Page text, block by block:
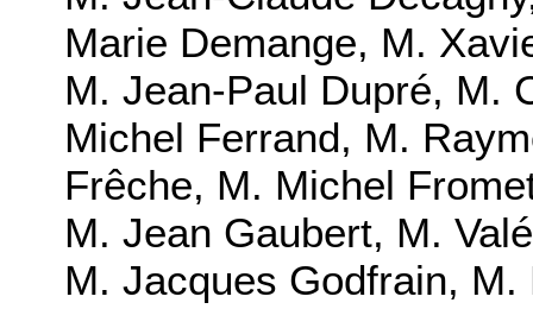
Marie Demange, M.
M. Jean-Paul Dupré, M.
Michel Ferrand, M.
Frêche, M. Michel
M. Jean Gaubert, M.
M. Jacques Godfrain, M.